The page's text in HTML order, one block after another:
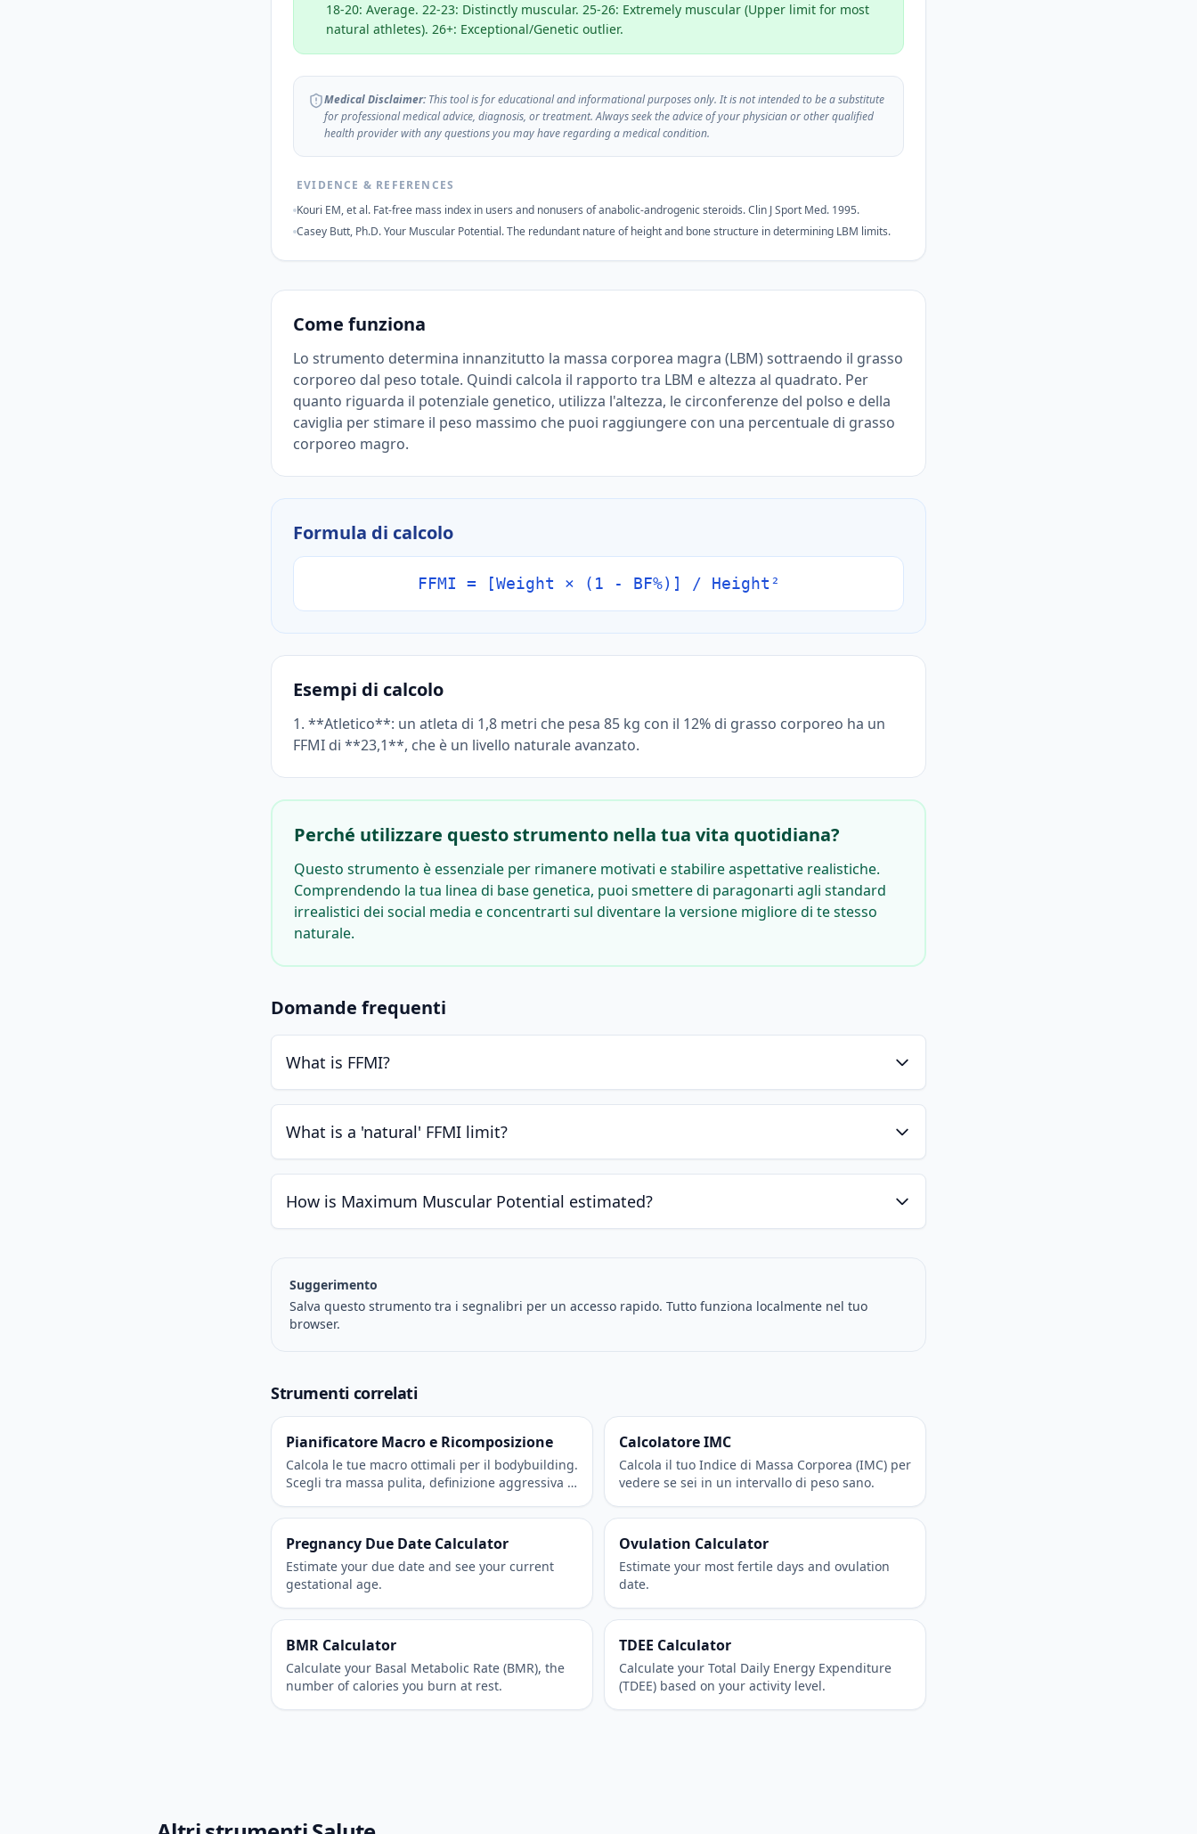
18-20: Average. 22-23: Distinctly muscular. 25-26: Extremely muscular (Upper limit for most
natural athletes). 26+: Exceptional/Genetic outlier.
Medical Disclaimer:This tool is for educational and informational purposes only. It is not intended to be a substitute
for professional medical advice, diagnosis, or treatment. Always seek the advice of your physician or other qualified
health provider with any questions you may have regarding a medical condition.
EVIDENCE & REFERENCES
Kouri EM, et al. Fat-free mass index in users and nonusers of anabolic-androgenic steroids. Clin J Sport Med. 1995.
Casey Butt, Ph.D. Your Muscular Potential. The redundant nature of height and bone structure in determining LBM limits.
Come funziona
Lo strumento determina innanzitutto la massa corporea magra (LBM) sottraendo il grasso
corporeo dal peso totale. Quindi calcola il rapporto tra LBM e altezza al quadrato. Per
quanto riguarda il potenziale genetico, utilizza l'altezza, le circonferenze del polso e della
caviglia per stimare il peso massimo che puoi raggiungere con una percentuale di grasso
corporeo magro.
Formula di calcolo
FFMI = [Weight × (1 - BF%)] / Height²
Esempi di calcolo
1. **Atletico**: un atleta di 1,8 metri che pesa 85 kg con il 12% di grasso corporeo ha un
FFMI di **23,1**, che è un livello naturale avanzato.
Perché utilizzare questo strumento nella tua vita quotidiana?
Questo strumento è essenziale per rimanere motivati ​​e stabilire aspettative realistiche.
Comprendendo la tua linea di base genetica, puoi smettere di paragonarti agli standard
irrealistici dei social media e concentrarti sul diventare la versione migliore di te stesso
naturale.
Domande frequenti
What is FFMI?
What is a 'natural' FFMI limit?
How is Maximum Muscular Potential estimated?
Suggerimento
Salva questo strumento tra i segnalibri per un accesso rapido. Tutto funziona localmente nel tuo
browser.
Strumenti correlati
Pianificatore Macro e Ricomposizione
Calcola le tue macro ottimali per il bodybuilding.
Scegli tra massa pulita, definizione aggressiva o
Calcolatore IMC
Calcola il tuo Indice di Massa Corporea (IMC) per
vedere se sei in un intervallo di peso sano.
Pregnancy Due Date Calculator
Estimate your due date and see your current
gestational age.
Ovulation Calculator
Estimate your most fertile days and ovulation
date.
BMR Calculator
Calculate your Basal Metabolic Rate (BMR), the
number of calories you burn at rest.
TDEE Calculator
Calculate your Total Daily Energy Expenditure
(TDEE) based on your activity level.